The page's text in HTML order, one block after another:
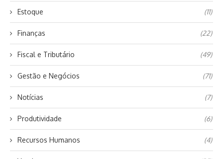
Estoque (11)
Finanças (22)
Fiscal e Tributário (49)
Gestão e Negócios (71)
Notícias (7)
Produtividade (6)
Recursos Humanos (4)